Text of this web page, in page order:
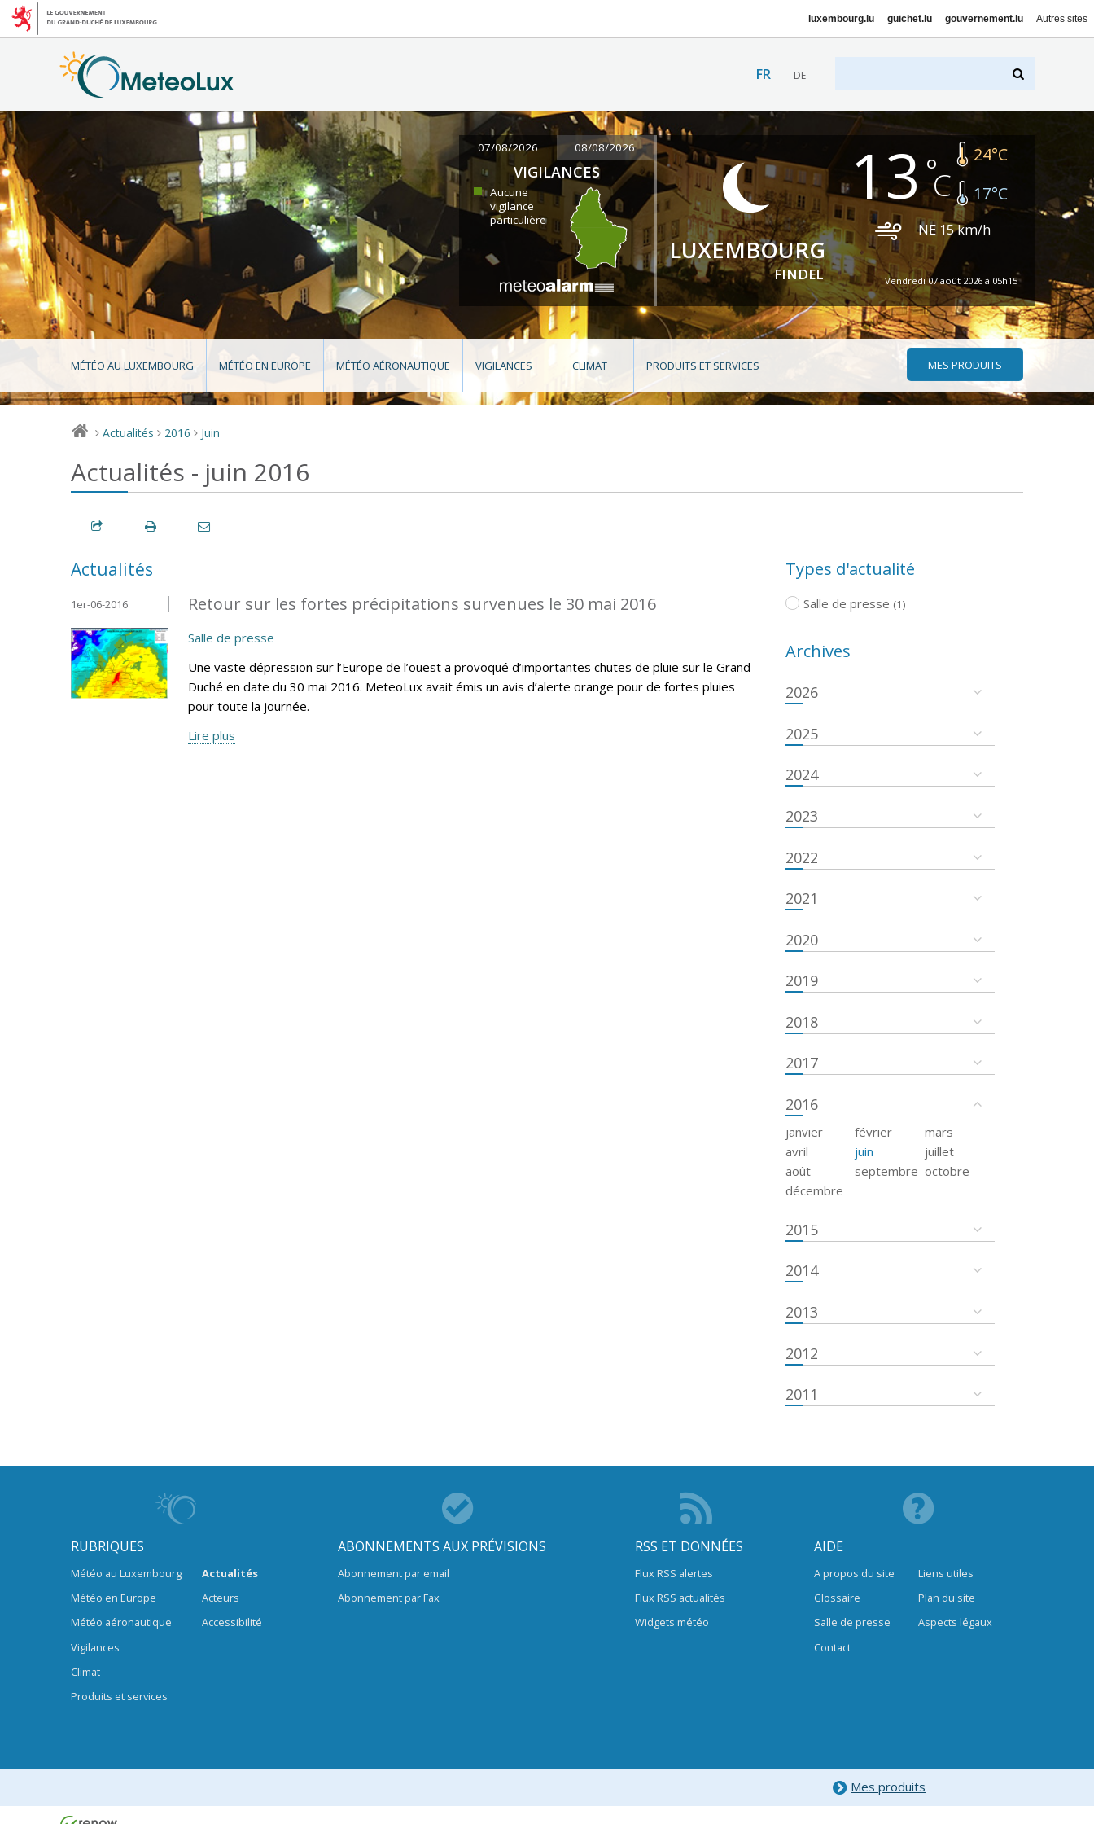
luxembourg.lu guichet.lu gouvernement.lu Autres sites
FR DE
07/08/2026 08/08/2026
VIGILANCES
Aucune
vigilance
particulière
LUXEMBOURG
FINDEL
13 24°C
17°C
NE 15km/h
Vendredi 07 août 2026 à 05h15
MÉTÉO AU LUXEMBOURG MÉTÉO EN EUROPE MÉTÉO AÉRONAUTIQUE VIGILANCES CLIMAT PRODUITS ET SERVICES MES PRODUITS
> Actualités > 2016 > Juin
Actualités - juin 2016
Actualités
Retour sur les fortes précipitations survenues le 30 mai 2016
1er-06-2016
Salle de presse
Une vaste dépression sur l’Europe de l’ouest a provoqué d’importantes chutes de pluie sur le Grand-
Duché en date du 30 mai 2016. MeteoLux avait émis un avis d’alerte orange pour de fortes pluies
pour toute la journée.
Lire plus
Types d'actualité
Salle de presse (1)
Archives
2026
2025
2024
2023
2022
2021
2020
2019
2018
2017
2016
janvier février
mars
avril
juin
juillet
août
septembre octobre
décembre
2015
2014
2013
2012
2011
RUBRIQUES
Météo au Luxembourg
Météo en Europe
Météo aéronautique
Vigilances
Climat
Produits et services
Actualités
Acteurs
Accessibilité
ABONNEMENTS AUX PRÉVISIONS
Abonnement par email
Abonnement par Fax
RSS ET DONNÉES
Flux RSS alertes
Flux RSS actualités
Widgets météo
AIDE
A propos du site
Glossaire
Salle de presse
Contact
Liens utiles
Plan du site
Aspects légaux
Mes produits